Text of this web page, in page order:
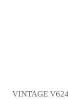
VINTAGE